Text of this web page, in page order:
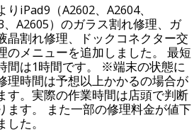
りiPad9（A2602、A2604、
、A2605）のガラス割れ修理、ガ
晶割れ修理、ドックコネクター交
のメニューを追加しました。 最短
間は1時間です。 ※端末の状態に
理時間は予想以上かかるの場合が
す。実際の作業時間は店頭で判断
ます。 また一部の修理料金が値下
した。